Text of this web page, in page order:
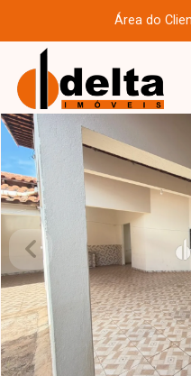
Área do